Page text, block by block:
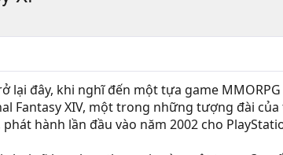
đây, khi nghĩ đến một tựa game
Fantasy XIV, một trong những tượng đài
hành lần đầu vào năm 2002 cho